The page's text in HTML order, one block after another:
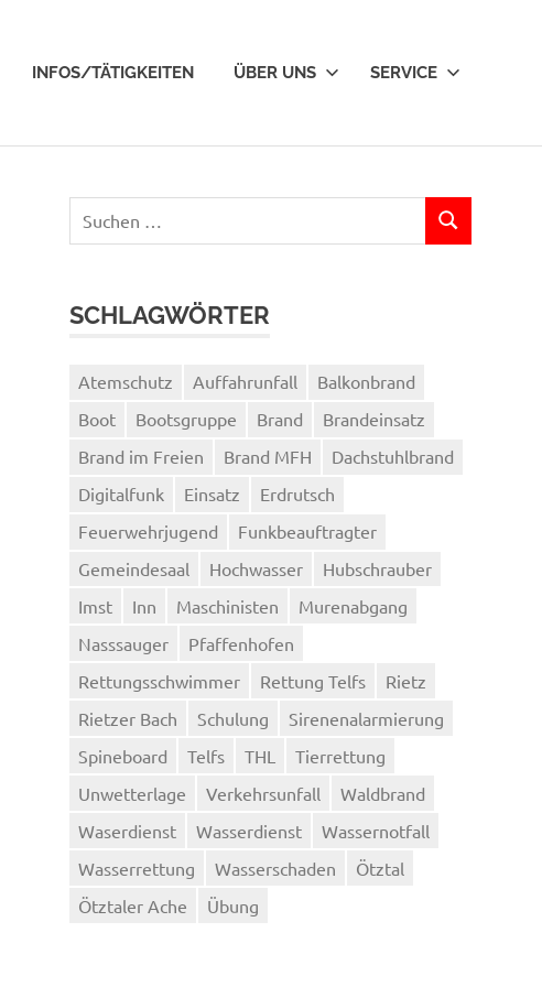
INFOS/TÄTIGKEITEN ÜBER UNS SERVICE
nach:
SUCHEN
SCHLAGWÖRTER
Atemschutz Auffahrunfall
Balkonbrand
Boot
Bootsgruppe Brand
Brandeinsatz
Brand im Freien
Brand MFH
Dachstuhlbrand
Digitalfunk
Einsatz
Erdrutsch
Feuerwehrjugend
Funkbeauftragter
Gemeindesaal
Hochwasser
Hubschrauber
Imst
Inn Maschinisten
Murenabgang
Nasssauger
Pfaffenhofen
Rettungsschwimmer
Rettung Telfs
Rietz
Rietzer Bach
Schulung
Sirenenalarmierung
Spineboard
Telfs THL
Tierrettung
Unwetterlage
Verkehrsunfall
Waldbrand
Waserdienst
Wasserdienst
Wassernotfall
Wasserrettung
Wasserschaden
Ötztal
Ötztaler Ache
Übung